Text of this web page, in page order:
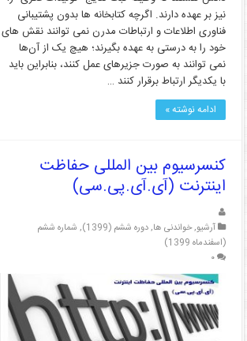
نیز بر عهده دارند. اگرچه کتابخانه ها بدون پشتیبانی
فناوری اطلاعات و ارتباطات مدرن نمی توانند نقش های
خود را به درستی به عهده بگیرند؛ هیچ یک از آن‌ها
نمی توانند به صورت جزیرهای عمل کنند، بنابراین باید
با یکدیگر ارتباط برقرار کنند …
ادامه نوشته »
کنسرسیوم بین المللی حفاظت
اینترنت (آی.آی.پی.سی)
آرشیو,خواندنی ها,دوره ششم (1399) , شماره ششم
(اسفندماه 1399)
۰